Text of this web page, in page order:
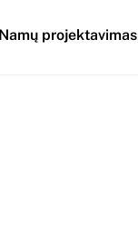
Namų projektavimas